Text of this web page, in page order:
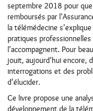
septembre 2018 pour
remboursés par
la télémédecine
pratiques
l’accompagnent. Pour
jouit, aujourd’hui encore,
interrogations et des
d’élucider.
Ce livre propose une
développement de la